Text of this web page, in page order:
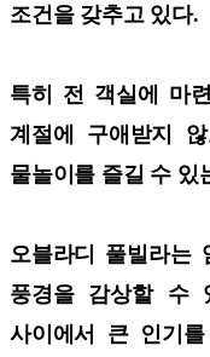
조건을 갖추고 있다.
특히 전 객실에 마
계절에 구애받지
물놀이를 즐길 수 있
오블라디 풀빌라는
풍경을 감상할 수
사이에서 큰 인기